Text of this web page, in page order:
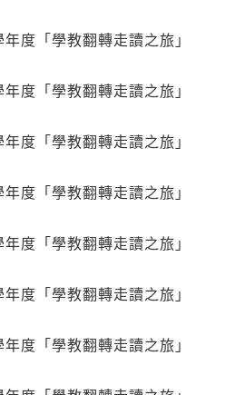
度「學教翻轉走讀之旅」
度「學教翻轉走讀之旅」
度「學教翻轉走讀之旅」
度「學教翻轉走讀之旅」
度「學教翻轉走讀之旅」
度「學教翻轉走讀之旅」
度「學教翻轉走讀之旅」